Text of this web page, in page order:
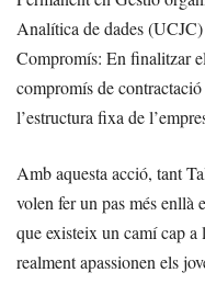
Analítica de dades (UCJC)
Compromís: En finalitzar
compromís de
l’estructura fixa de
Amb aquesta acció, tant
volen fer un pas més enllà
que existeix un camí cap a
realment apassionen els